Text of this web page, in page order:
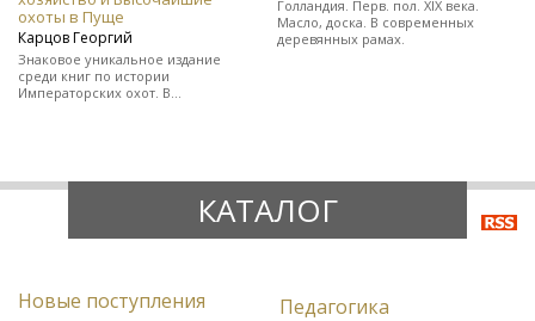
охоты в Пуще
Карцов Георгий
Знаковое уникальное издание
среди книг по истории
Императорских охот. В
Голландия. Перв. пол. XIX века.
Масло, доска. В современных
деревянных рамах.
КАТАЛОГ
Новые поступления
Педагогика